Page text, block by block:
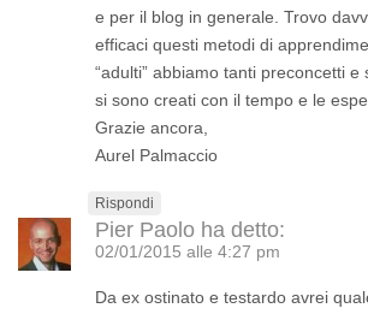
e per il blog in generale. Trovo
efficaci questi metodi di
“adulti” abbiamo tanti preconcetti e
si sono creati con il tempo e le
Grazie ancora,
Aurel Palmaccio
Rispondi
Pier Paolo ha detto:
02/01/2015 alle 4:27 pm
Da ex ostinato e testardo avrei